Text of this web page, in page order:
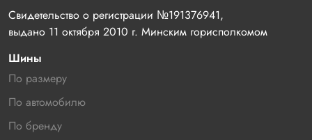
Свидетельство о регистрации №191376941,
выдано 11 октября 2010 г. Минским горисполкомом
Шины
По размеру
По автомобилю
По бренду